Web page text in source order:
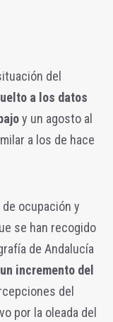
del
a los datos
y un agosto al
a los de hace
ocupación y
se han recogido
de Andalucía
incremento del
del
por la oleada del